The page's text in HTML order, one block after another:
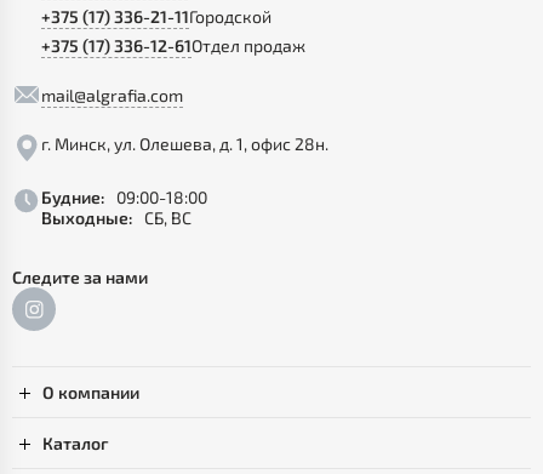
+375 (17) 336-21-11Городской
+375 (17) 336-12-61Отдел продаж
mail@algrafia.com
г. Минск, ул. Олешева, д. 1, офис 28н.
Будние:
09:00-18:00
Выходные: СБ, ВС
Следите за нами
О компании
Каталог